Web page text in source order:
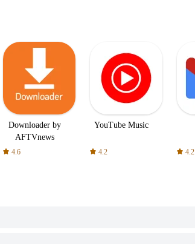
Downloader by
AFTVnews
4.6
YouTube Music
4.2 4.2